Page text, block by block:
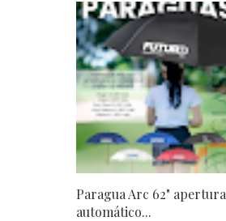
Paragua Arc 62" apertura
automático...